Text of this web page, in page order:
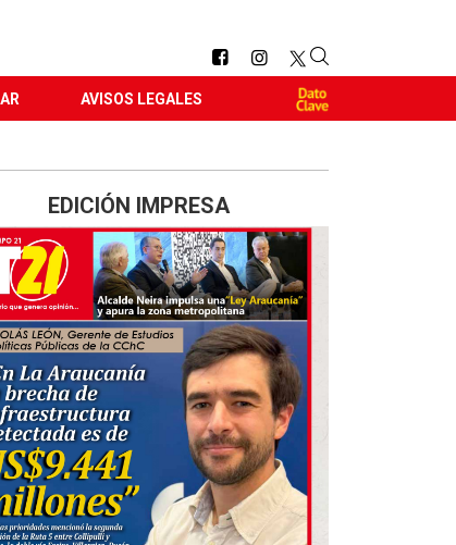
AVISOS LEGALES
EDICIÓN IMPRESA